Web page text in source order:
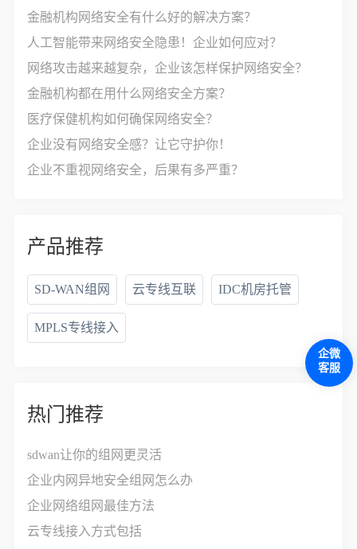
金融机构网络安全有什么好的解决方案？
人工智能带来网络安全隐患！企业如何应对？
网络攻击越来越复杂，企业该怎样保护网络安全？
金融机构都在用什么网络安全方案？
医疗保健机构如何确保网络安全？
企业没有网络安全感？让它守护你！
企业不重视网络安全，后果有多严重？
产品推荐
SD-WAN组网 云专线互联 IDC机房托管
MPLS专线接入
热门推荐
sdwan让你的组网更灵活
企业内网异地安全组网怎么办
企业网络组网最佳方法
云专线接入方式包括
企微
客服